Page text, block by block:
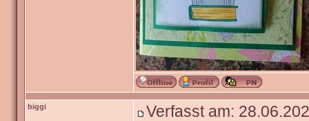
biggi Verfasst am: